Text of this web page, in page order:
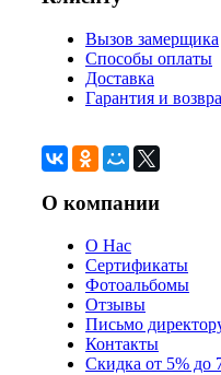
Вызов замерщика
Способы оплаты
Доставка
Гарантия и
О компании
О Нас
Сертификаты
Фотоальбомы
Отзывы
Письмо
Контакты
Скидка от 5% до